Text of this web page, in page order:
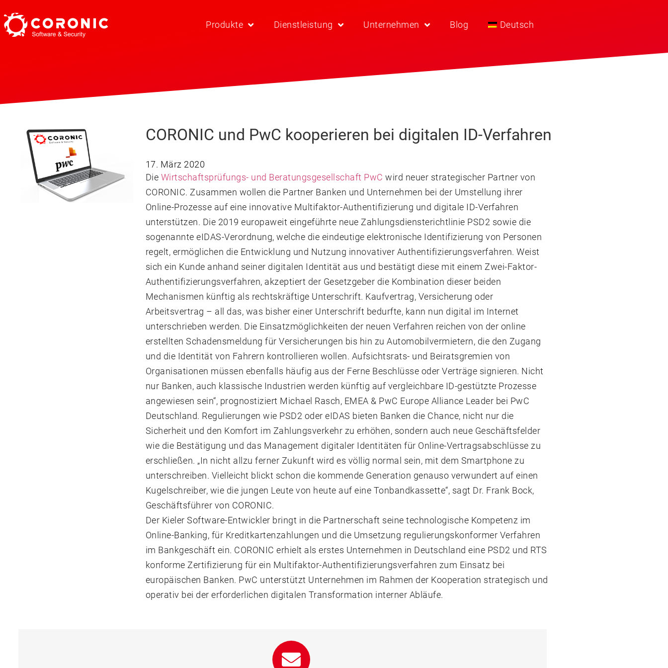
Produkte Dienstleistung Unternehmen Blog Deutsch
CORONIC und PwC kooperieren bei digitalen ID-Verfahren
17. März 2020
Die Wirtschaftsprüfungs- und Beratungsgesellschaft PwC wird neuer strategischer Partner von
CORONIC. Zusammen wollen die Partner Banken und Unternehmen bei der Umstellung ihrer
Online-Prozesse auf eine innovative Multifaktor-Authentifizierung und digitale ID-Verfahren
unterstützen. Die 2019 europaweit eingeführte neue Zahlungsdiensterichtlinie PSD2 sowie die
sogenannte eIDAS-Verordnung, welche die eindeutige elektronische Identifizierung von Personen
regelt, ermöglichen die Entwicklung und Nutzung innovativer Authentifizierungsverfahren. Weist
sich ein Kunde anhand seiner digitalen Identität aus und bestätigt diese mit einem Zwei-Faktor-
Authentifizierungsverfahren, akzeptiert der Gesetzgeber die Kombination dieser beiden
Mechanismen künftig als rechtskräftige Unterschrift. Kaufvertrag, Versicherung oder
Arbeitsvertrag – all das, was bisher einer Unterschrift bedurfte, kann nun digital im Internet
unterschrieben werden. Die Einsatzmöglichkeiten der neuen Verfahren reichen von der online
erstellten Schadensmeldung für Versicherungen bis hin zu Automobilvermietern, die den Zugang
und die Identität von Fahrern kontrollieren wollen. Aufsichtsrats- und Beiratsgremien von
Organisationen müssen ebenfalls häufig aus der Ferne Beschlüsse oder Verträge signieren. Nicht
nur Banken, auch klassische Industrien werden künftig auf vergleichbare ID-gestützte Prozesse
angewiesen sein“, prognostiziert Michael Rasch, EMEA & PwC Europe Alliance Leader bei PwC
Deutschland. Regulierungen wie PSD2 oder eIDAS bieten Banken die Chance, nicht nur die
Sicherheit und den Komfort im Zahlungsverkehr zu erhöhen, sondern auch neue Geschäftsfelder
wie die Bestätigung und das Management digitaler Identitäten für Online-Vertragsabschlüsse zu
erschließen. „In nicht allzu ferner Zukunft wird es völlig normal sein, mit dem Smartphone zu
unterschreiben. Vielleicht blickt schon die kommende Generation genauso verwundert auf einen
Kugelschreiber, wie die jungen Leute von heute auf eine Tonbandkassette“, sagt Dr. Frank Bock,
Geschäftsführer von CORONIC.
Der Kieler Software-Entwickler bringt in die Partnerschaft seine technologische Kompetenz im
Online-Banking, für Kreditkartenzahlungen und die Umsetzung regulierungskonformer Verfahren
im Bankgeschäft ein. CORONIC erhielt als erstes Unternehmen in Deutschland eine PSD2 und RTS
konforme Zertifizierung für ein Multifaktor-Authentifizierungsverfahren zum Einsatz bei
europäischen Banken. PwC unterstützt Unternehmen im Rahmen der Kooperation strategisch und
operativ bei der erforderlichen digitalen Transformation interner Abläufe.